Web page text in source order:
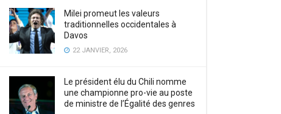
Milei promeut les valeurs
traditionnelles occidentales à
Davos
22 JANVIER, 2026
Le président élu du Chili nomme
une championne pro-vie au poste
de ministre de l’Égalité des genres